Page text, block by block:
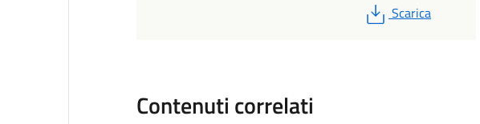
PDF
Scarica
Contenuti correlati